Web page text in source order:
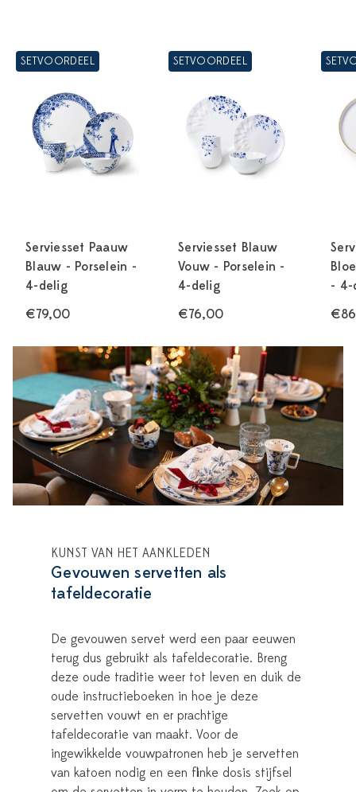
SETVOORDEEL
Serviesset Paauw
Blauw - Porselein -
4-delig
€79,00
SETVOORDEEL
Serviesset Blauw
Vouw - Porselein -
4-delig
€76,00
- 4-
KUNST VAN HET AANKLEDEN
Gevouwen servetten als
tafeldecoratie
De gevouwen servet werd een paar eeuwen
terug dus gebruikt als tafeldecoratie. Breng
deze oude traditie weer tot leven en duik de
oude instructieboeken in hoe je deze
servetten vouwt en er prachtige
tafeldecoratie van maakt. Voor de
ingewikkelde vouwpatronen heb je servetten
van katoen nodig en een flinke dosis stijfsel